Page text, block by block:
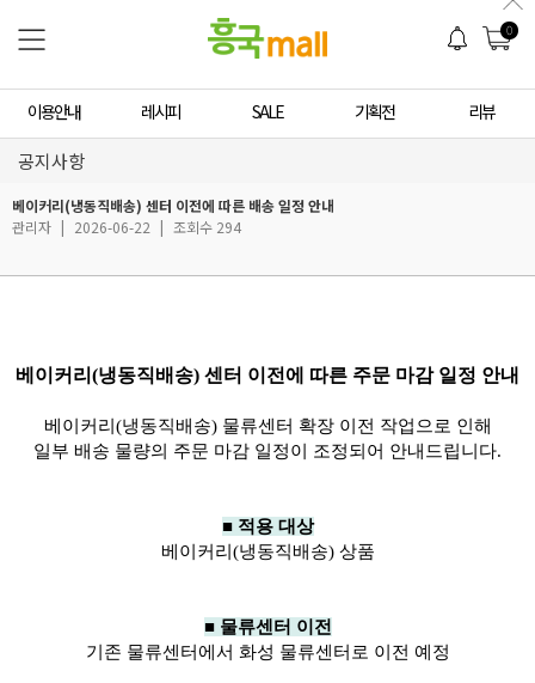
0
이용안내 레시피 SALE 기획전 리뷰
공지사항
베이커리(냉동직배송) 센터 이전에 따른 배송 일정 안내
관리자 | 2026-06-22 | 조회수 294
베이커리(냉동직배송) 센터 이전에 따른 주문 마감 일정 안내
베이커리(냉동직배송) 물류센터 확장 이전 작업으로 인해
일부 배송 물량의 주문 마감 일정이 조정되어 안내드립니다.
■ 적용 대상
베이커리(냉동직배송) 상품
■ 물류센터 이전
기존 물류센터에서 화성 물류센터로 이전 예정